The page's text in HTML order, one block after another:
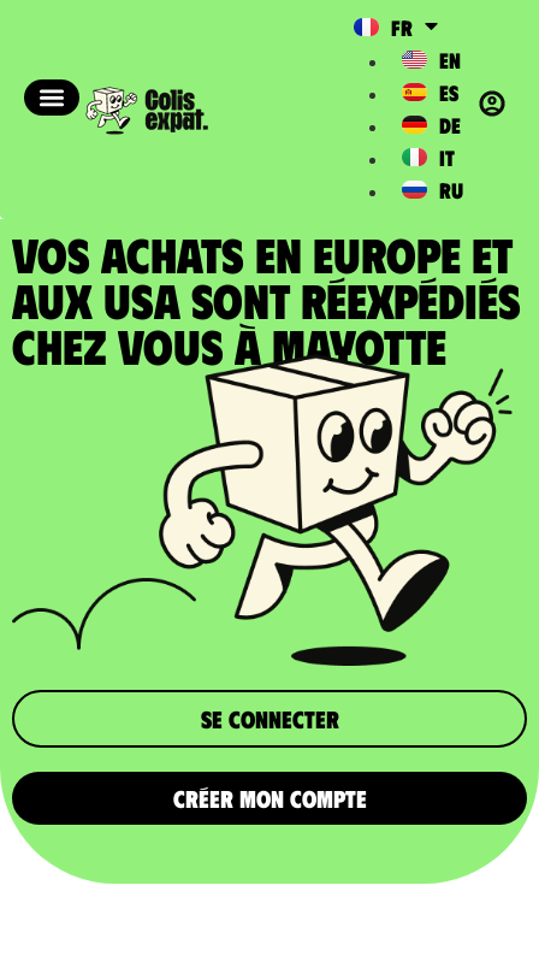
FR
EN
ES
DE
IT
RU
VOS ACHATS EN EUROPE ET
AUX USA SONT RÉEXPÉDIÉS
chez vous à Mayotte
Se connecter
CRÉER MON COMPTE